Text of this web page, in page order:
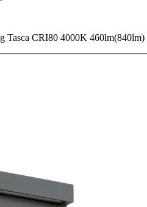
Tasca CRI80 4000K 460lm(840lm)